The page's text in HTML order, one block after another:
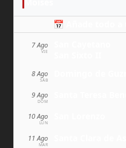
📅 Añade todo a
7 Ago
VIE
8 Ago
SÁB
9 Ago
DOM
10 Ago
LUN
11 Ago
MAR